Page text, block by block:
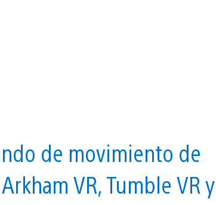
de movimiento de
VR, Tumble VR y